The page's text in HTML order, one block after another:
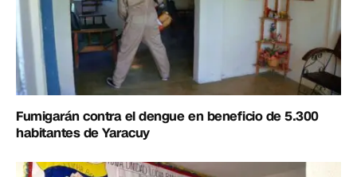
Fumigarán contra el dengue en beneficio de 5.300
habitantes de Yaracuy